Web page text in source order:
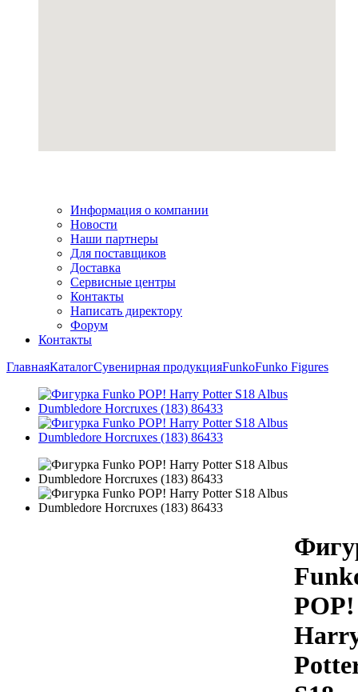
Информация о компании
Новости
Наши партнеры
Для поставщиков
Доставка
Сервисные центры
Контакты
Написать директору
Форум
Контакты
ГлавнаяКаталогСувенирная продукцияFunkoFunko Figures
POP!